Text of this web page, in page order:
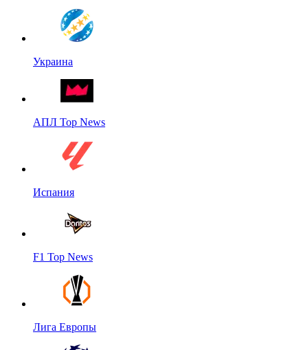
Украина
АПЛ Top News
Испания
F1 Top News
Лига Европы